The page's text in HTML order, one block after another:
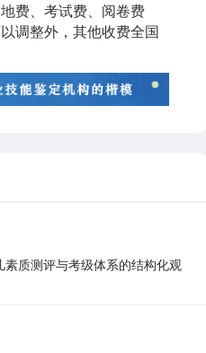
费、考试费、阅卷费
调整外，其他收费全国
素质测评与考级体系的结构化观